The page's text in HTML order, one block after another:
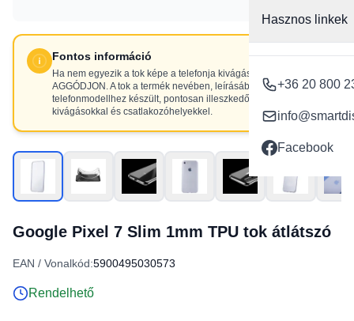
Hasznos linkek
+36 20 800
Facebook
Fontos információ
Ha nem egyezik a tok képe a telefonja kivágásaival, NE
AGGÓDJON. A tok a termék nevében, leírásában szereplő
telefonmodellhez készült, pontosan illeszkedő
kivágásokkal és csatlakozóhelyekkel.
Google Pixel 7 Slim 1mm TPU tok átlátszó
EAN / Vonalkód:5900495030573
Rendelhető